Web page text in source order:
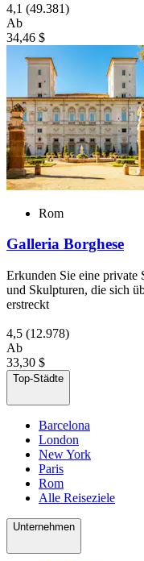
4,1 (49.381)
Ab
34,46 $
Rom
Galleria Borghese
Erkunden Sie eine private
und Skulpturen, die sich
erstreckt
4,5 (12.978)
Ab
33,30 $
Top-Städte
Barcelona
London
New York
Paris
Rom
Alle Reiseziele
Unternehmen